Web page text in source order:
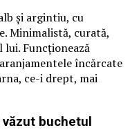
și argintiu, cu
Minimalistă, curată,
Funcționează
încărcate
ce-i drept, mai
buchetul